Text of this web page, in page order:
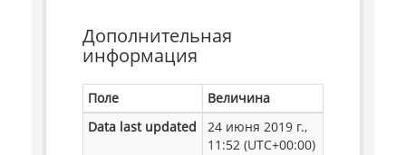
Дополнительная
информация
Поле
Величина
Data last updated
24 июня 2019 г.,
11:52 (UTC+00:00)